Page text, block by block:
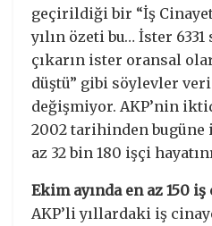
geçirildiği bir “İş
yılın özeti bu… İster 6331
çıkarın ister oransal
düştü” gibi söylevler
değişmiyor. AKP’nin
2002 tarihinden bugüne
az 32 bin 180 işçi
Ekim ayında en az 150
AKP’li yıllardaki iş